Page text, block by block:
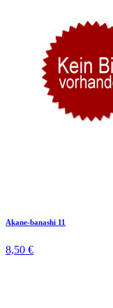
Akane-banashi 11
8,50 €